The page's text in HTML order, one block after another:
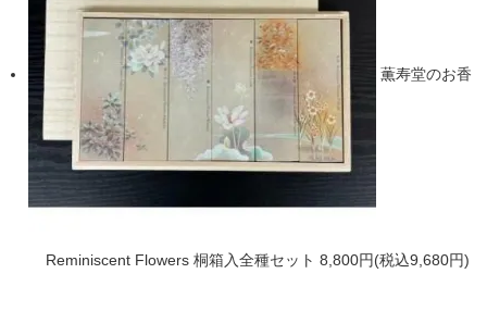
薫寿堂のお香
Reminiscent Flowers 桐箱入全種セット 8,800円(税込9,680円)